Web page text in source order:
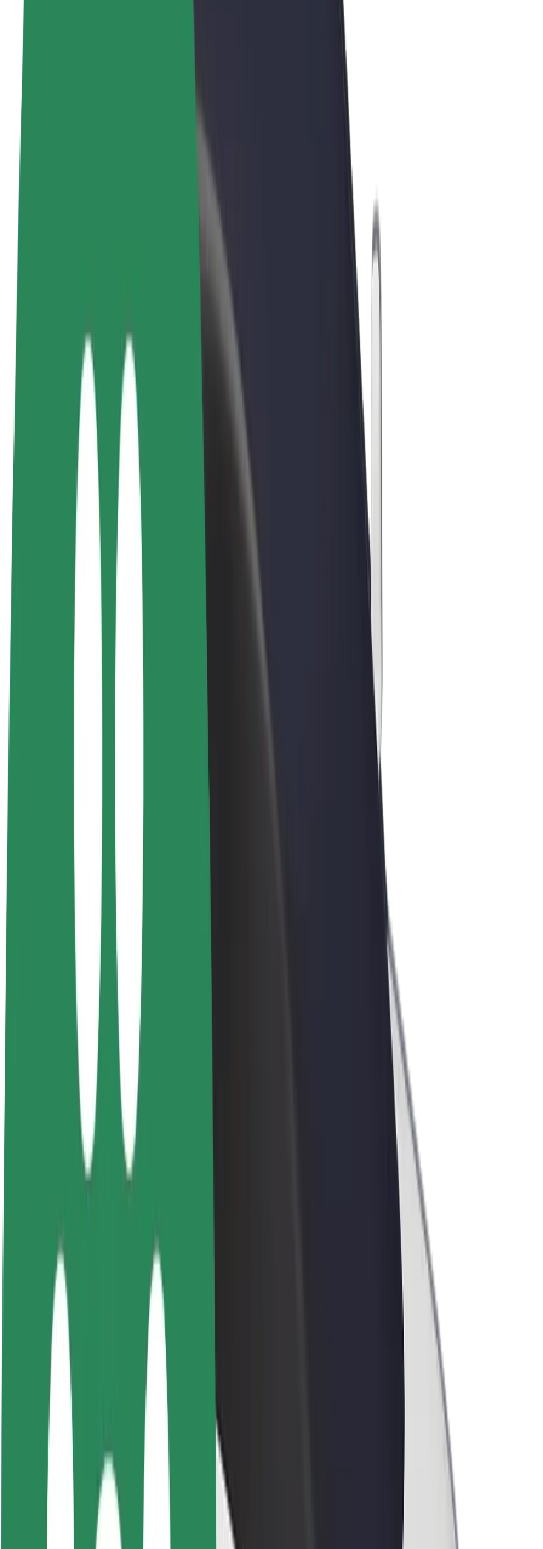
© 2026 Bolt Technology OÜ
Bolt Market
Bolt Food
Bolt Drive
Bolt for Business
E-bicykle
Bolt Plus
Zarábajte s Boltom
Vodiči
Franšíza
Spoločnosť
Kariéra
O spoločnosti Bolt
Udržateľnosť v spoločnosti Bolt
Projekt Zero
Blog
Naša vízia
Vzťahy s investormi
Vedenie spoločnosti
Značka
Médiá
Mestský fond
Bezpečnosť